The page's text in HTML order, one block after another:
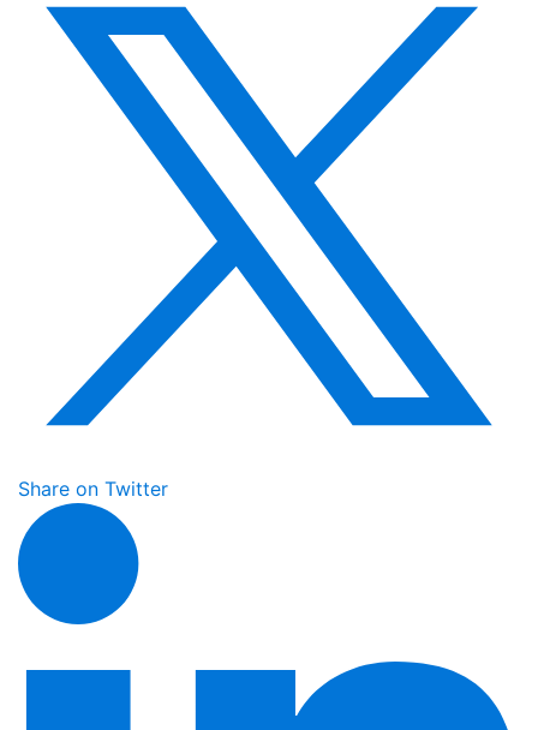
Share on Twitter